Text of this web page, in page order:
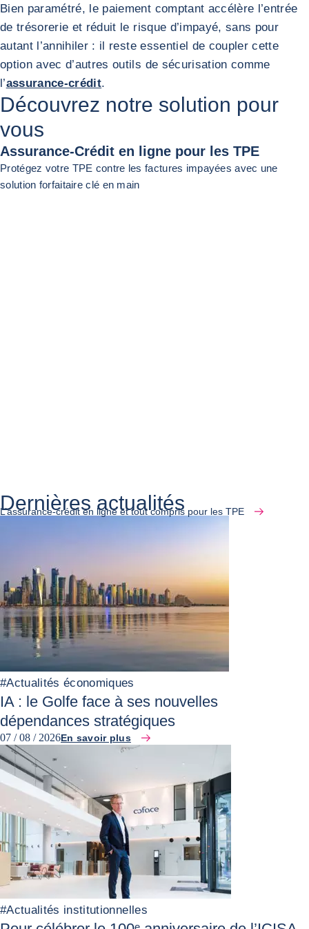
Bien paramétré, le paiement comptant accélère l’entrée
de trésorerie et réduit le risque d’impayé, sans pour
autant l’annihiler : il reste essentiel de coupler cette
option avec d’autres outils de sécurisation comme
l’assurance-crédit.
Découvrez notre solution pour
vous
Assurance-Crédit en ligne pour les TPE
Protégez votre TPE contre les factures impayées avec une
solution forfaitaire clé en main
L’assurance-crédit en ligne et tout compris pour les TPE
Dernières actualités
#Actualités économiques
IA : le Golfe face à ses nouvelles
dépendances stratégiques
07 / 08 / 2026En savoir plus
#Actualités institutionnelles